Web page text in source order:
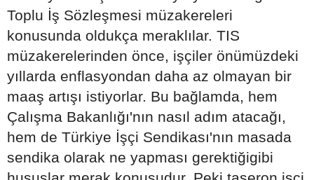
Toplu İş Sözleşmesi müzakereleri
konusunda oldukça meraklılar. TIS
müzakerelerinden önce, işçiler önümüzdeki
yıllarda enflasyondan daha az olmayan bir
maaş artışı istiyorlar. Bu bağlamda, hem
Çalışma Bakanlığı'nın nasıl adım atacağı,
hem de Türkiye İşçi Sendikası'nın masada
sendika olarak ne yapması gerektiğigibi